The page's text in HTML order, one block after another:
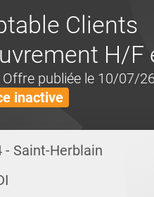
Clients
H/F
Offre publiée le 10/07/26
inactive
- Saint-Herblain